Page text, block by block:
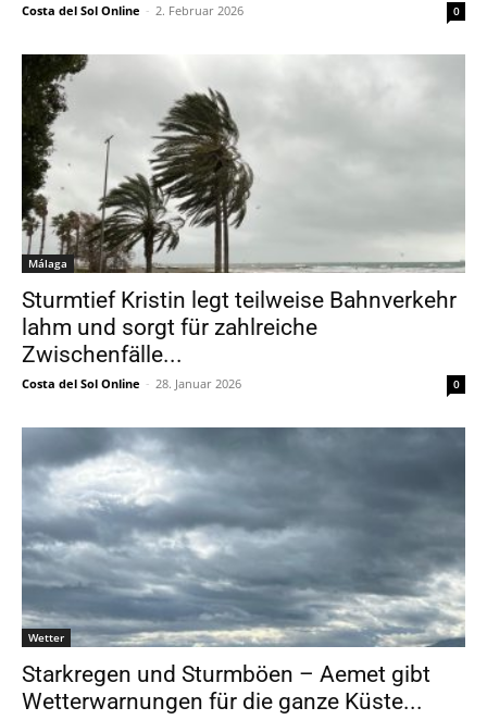
Costa del Sol Online - 2. Februar 2026 0
Málaga
Sturmtief Kristin legt teilweise Bahnverkehr
lahm und sorgt für zahlreiche
Zwischenfälle...
Costa del Sol Online - 28. Januar 2026 0
Wetter
Starkregen und Sturmböen – Aemet gibt
Wetterwarnungen für die ganze Küste...